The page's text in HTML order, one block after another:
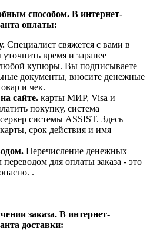
способом. В интернет-
оплаты:
Специалист свяжется с вами в
время и заранее
любой купюры. Вы подписываете
документы, вносите денежные
и чек.
сайте. карты МИР, Visa и
покупку, система
системы ASSIST. Здесь
срок действия и имя
Перечисление денежных
для оплаты заказа - это
.
заказа. В интернет-
доставки: